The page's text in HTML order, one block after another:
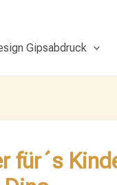
Gipsabdruck
für´s